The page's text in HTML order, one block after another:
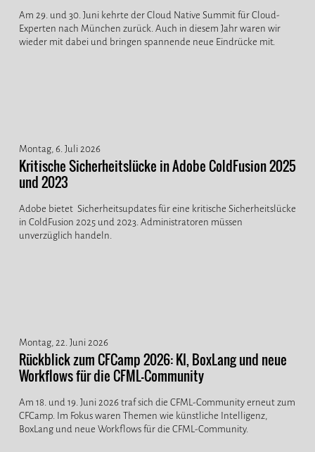
Am 29. und 30. Juni kehrte der Cloud Native Summit für Cloud-
Experten nach München zurück. Auch in diesem Jahr waren wir
wieder mit dabei und bringen spannende neue Eindrücke mit.
Montag, 6. Juli 2026
Kritische Sicherheitslücke in Adobe ColdFusion 2025
und 2023
Adobe bietet Sicherheitsupdates für eine kritische Sicherheitslücke
in ColdFusion 2025 und 2023. Administratoren müssen
unverzüglich handeln.
Montag, 22. Juni 2026
Rückblick zum CFCamp 2026: KI, BoxLang und neue
Workflows für die CFML-Community
Am 18. und 19. Juni 2026 traf sich die CFML-Community erneut zum
CFCamp. Im Fokus waren Themen wie künstliche Intelligenz,
BoxLang und neue Workflows für die CFML-Community.